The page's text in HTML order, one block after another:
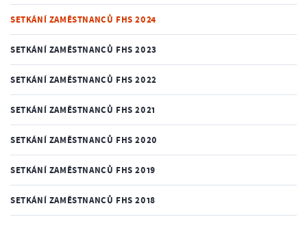
SETKÁNÍ ZAMĚSTNANCŮ FHS 2024
SETKÁNÍ ZAMĚSTNANCŮ FHS 2023
SETKÁNÍ ZAMĚSTNANCŮ FHS 2022
SETKÁNÍ ZAMĚSTNANCŮ FHS 2021
SETKÁNÍ ZAMĚSTNANCŮ FHS 2020
SETKÁNÍ ZAMĚSTNANCŮ FHS 2019
SETKÁNÍ ZAMĚSTNANCŮ FHS 2018